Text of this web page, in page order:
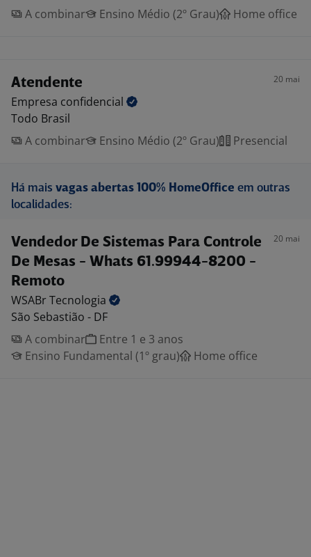
A combinar
Ensino Médio (2º Grau) Home office
Atendente 20 mai
Empresa confidencial
Todo Brasil
A combinar
Ensino Médio (2º Grau) Presencial
Há mais vagas abertas 100% HomeOffice em outras
localidades:
Vendedor De Sistemas Para Controle
De Mesas - Whats 61.99944-8200 -
Remoto
20 mai
WSABrTecnologia
São Sebastião - DF
A combinar
Entre 1 e 3 anos
Ensino Fundamental (1º grau)
Home office